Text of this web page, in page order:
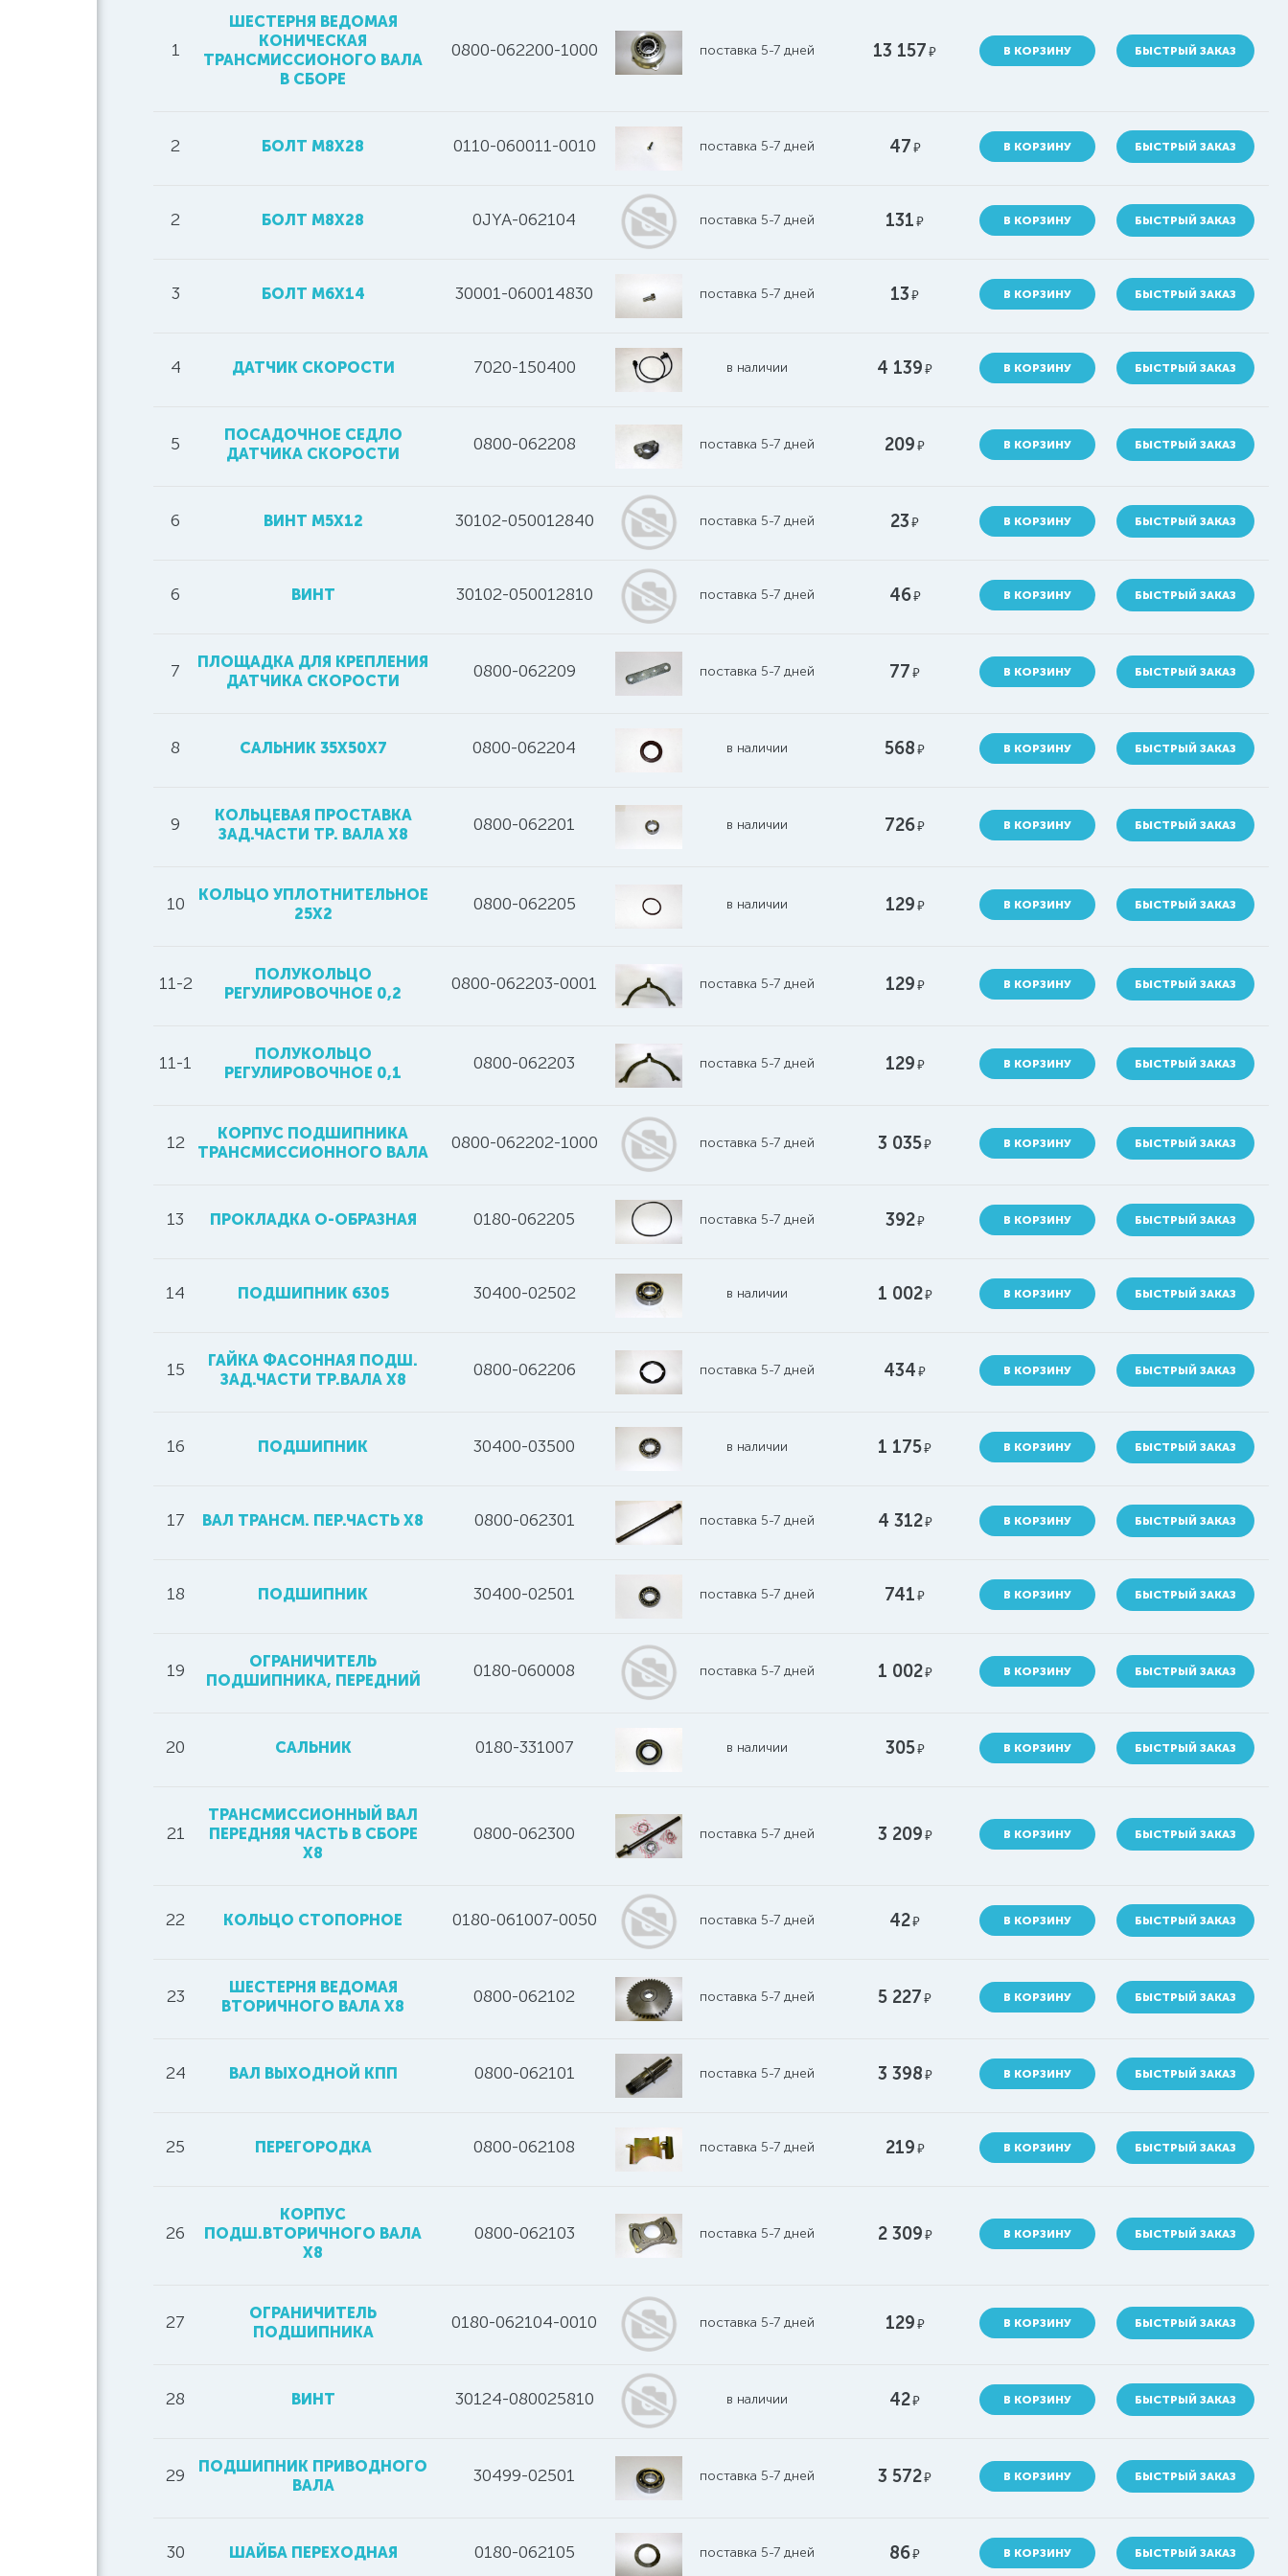
1
ШЕСТЕРНЯ ВЕДОМАЯ
КОНИЧЕСКАЯ
ТРАНСМИССИОНОГО ВАЛА
В СБОРЕ
0800-062200-1000 поставка 5-7 дней 13 157руб. В КОРЗИНУ БЫСТРЫЙ ЗАКАЗ
2 БОЛТ M8X28 0110-060011-0010 поставка 5-7 дней 47руб. В КОРЗИНУ БЫСТРЫЙ ЗАКАЗ
2 БОЛТ М8Х28 0JYA-062104 поставка 5-7 дней 131руб. В КОРЗИНУ БЫСТРЫЙ ЗАКАЗ
3 БОЛТ М6Х14 30001-060014830 поставка 5-7 дней 13руб. В КОРЗИНУ БЫСТРЫЙ ЗАКАЗ
4 ДАТЧИК СКОРОСТИ 7020-150400 в наличии 4 139руб. В КОРЗИНУ БЫСТРЫЙ ЗАКАЗ
5
ПОСАДОЧНОЕ СЕДЛО
ДАТЧИКА СКОРОСТИ
0800-062208 поставка 5-7 дней 209руб. В КОРЗИНУ БЫСТРЫЙ ЗАКАЗ
6 ВИНТ М5Х12 30102-050012840 поставка 5-7 дней 23руб. В КОРЗИНУ БЫСТРЫЙ ЗАКАЗ
6 ВИНТ 30102-050012810 поставка 5-7 дней 46руб. В КОРЗИНУ БЫСТРЫЙ ЗАКАЗ
7
ПЛОЩАДКА ДЛЯ КРЕПЛЕНИЯ
ДАТЧИКА СКОРОСТИ
0800-062209 поставка 5-7 дней 77руб. В КОРЗИНУ БЫСТРЫЙ ЗАКАЗ
8 САЛЬНИК 35Х50Х7 0800-062204 в наличии 568руб. В КОРЗИНУ БЫСТРЫЙ ЗАКАЗ
9
КОЛЬЦЕВАЯ ПРОСТАВКА
ЗАД.ЧАСТИ ТР. ВАЛА Х8
0800-062201 в наличии 726руб. В КОРЗИНУ БЫСТРЫЙ ЗАКАЗ
10
КОЛЬЦО УПЛОТНИТЕЛЬНОЕ
25Х2
0800-062205 в наличии 129руб. В КОРЗИНУ БЫСТРЫЙ ЗАКАЗ
11-2
ПОЛУКОЛЬЦО
РЕГУЛИРОВОЧНОЕ 0,2
0800-062203-0001 поставка 5-7 дней 129руб. В КОРЗИНУ БЫСТРЫЙ ЗАКАЗ
11-1
ПОЛУКОЛЬЦО
РЕГУЛИРОВОЧНОЕ 0,1
0800-062203 поставка 5-7 дней 129руб. В КОРЗИНУ БЫСТРЫЙ ЗАКАЗ
12
КОРПУС ПОДШИПНИКА
ТРАНСМИССИОННОГО ВАЛА
0800-062202-1000 поставка 5-7 дней 3 035руб. В КОРЗИНУ БЫСТРЫЙ ЗАКАЗ
13 ПРОКЛАДКА О-ОБРАЗНАЯ 0180-062205 поставка 5-7 дней 392руб. В КОРЗИНУ БЫСТРЫЙ ЗАКАЗ
14 ПОДШИПНИК 6305 30400-02502 в наличии 1 002руб. В КОРЗИНУ БЫСТРЫЙ ЗАКАЗ
15
ГАЙКА ФАСОННАЯ ПОДШ.
ЗАД.ЧАСТИ ТР.ВАЛА Х8
0800-062206 поставка 5-7 дней 434руб. В КОРЗИНУ БЫСТРЫЙ ЗАКАЗ
16 ПОДШИПНИК 30400-03500 в наличии 1 175руб. В КОРЗИНУ БЫСТРЫЙ ЗАКАЗ
17 ВАЛ ТРАНСМ. ПЕР.ЧАСТЬ Х8 0800-062301 поставка 5-7 дней 4 312руб. В КОРЗИНУ БЫСТРЫЙ ЗАКАЗ
18 ПОДШИПНИК 30400-02501 поставка 5-7 дней 741руб. В КОРЗИНУ БЫСТРЫЙ ЗАКАЗ
19
ОГРАНИЧИТЕЛЬ
ПОДШИПНИКА, ПЕРЕДНИЙ
0180-060008 поставка 5-7 дней 1 002руб. В КОРЗИНУ БЫСТРЫЙ ЗАКАЗ
20 САЛЬНИК 0180-331007 в наличии 305руб. В КОРЗИНУ БЫСТРЫЙ ЗАКАЗ
21
ТРАНСМИССИОННЫЙ ВАЛ
ПЕРЕДНЯЯ ЧАСТЬ В СБОРЕ
Х8
0800-062300 поставка 5-7 дней 3 209руб. В КОРЗИНУ БЫСТРЫЙ ЗАКАЗ
22 КОЛЬЦО СТОПОРНОЕ 0180-061007-0050 поставка 5-7 дней 42руб. В КОРЗИНУ БЫСТРЫЙ ЗАКАЗ
23
ШЕСТЕРНЯ ВЕДОМАЯ
ВТОРИЧНОГО ВАЛА Х8
0800-062102 поставка 5-7 дней 5 227руб. В КОРЗИНУ БЫСТРЫЙ ЗАКАЗ
24 ВАЛ ВЫХОДНОЙ КПП 0800-062101 поставка 5-7 дней 3 398руб. В КОРЗИНУ БЫСТРЫЙ ЗАКАЗ
25 ПЕРЕГОРОДКА 0800-062108 поставка 5-7 дней 219руб. В КОРЗИНУ БЫСТРЫЙ ЗАКАЗ
26
КОРПУС
ПОДШ.ВТОРИЧНОГО ВАЛА
Х8
0800-062103 поставка 5-7 дней 2 309руб. В КОРЗИНУ БЫСТРЫЙ ЗАКАЗ
27
ОГРАНИЧИТЕЛЬ
ПОДШИПНИКА
0180-062104-0010 поставка 5-7 дней 129руб. В КОРЗИНУ БЫСТРЫЙ ЗАКАЗ
28 ВИНТ 30124-080025810 в наличии 42руб. В КОРЗИНУ БЫСТРЫЙ ЗАКАЗ
29
ПОДШИПНИК ПРИВОДНОГО
ВАЛА
30499-02501 поставка 5-7 дней 3 572руб. В КОРЗИНУ БЫСТРЫЙ ЗАКАЗ
30 ШАЙБА ПЕРЕХОДНАЯ 0180-062105 поставка 5-7 дней 86руб. В КОРЗИНУ БЫСТРЫЙ ЗАКАЗ